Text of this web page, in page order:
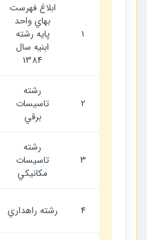
1
ابلاغ فهرست
بهاي واحد
پايه رشته
ابنيه سال
1384
2
رشته
تاسيسات
برقي
3
رشته
تاسيسات
مكانيكي
4 رشته راهداري